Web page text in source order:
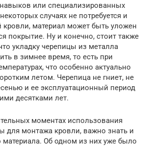
или специализированных
случаях не потребуется и
кровли, материал может быть уложен
покрытие. Ну и конечно, стоит также
укладку черепицы из металла
в зимнее время, то есть при
что особенно актуально
летом. Черепица не гниет, не
и ее эксплуатационный период
десятками лет.
моментах использования
для монтажа кровли, важно знать и
материала. Об одном из них уже было